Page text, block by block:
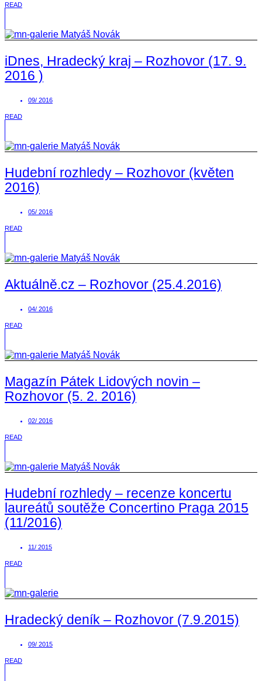
READ
iDnes, Hradecký kraj – Rozhovor (17. 9.
2016 )
09/ 2016
READ
Hudební rozhledy – Rozhovor (květen
2016)
05/ 2016
READ
Aktuálně.cz – Rozhovor (25.4.2016)
04/ 2016
READ
Magazín Pátek Lidových novin –
Rozhovor (5. 2. 2016)
02/ 2016
READ
Hudební rozhledy – recenze koncertu
laureátů soutěže Concertino Praga 2015
(11/2016)
11/ 2015
READ
Hradecký deník – Rozhovor (7.9.2015)
09/ 2015
READ